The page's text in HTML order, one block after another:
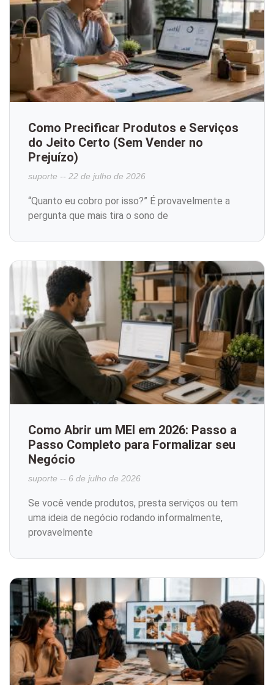
Como Precificar Produtos e Serviços
do Jeito Certo (Sem Vender no
Prejuízo)
suporte 22 de julho de 2026
“Quanto eu cobro por isso?” É provavelmente a
pergunta que mais tira o sono de
Como Abrir um MEI em 2026: Passo a
Passo Completo para Formalizar seu
Negócio
suporte 6 de julho de 2026
Se você vende produtos, presta serviços ou tem
uma ideia de negócio rodando informalmente,
provavelmente